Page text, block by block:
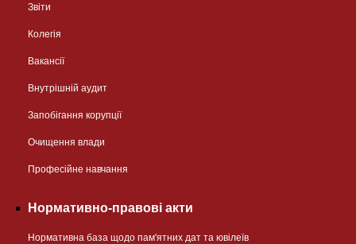
Звіти
Колегія
Вакансії
Внутрішній аудит
Запобігання корупції
Очищення влади
Професійне навчання
Нормативно-правові акти
Нормативна база щодо пам'ятних дат та ювілеїв